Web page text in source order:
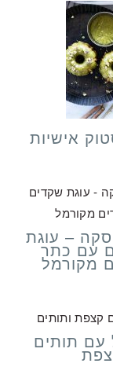
אישיות
– עוגת
עם כתר
מקורמל
עם תותים